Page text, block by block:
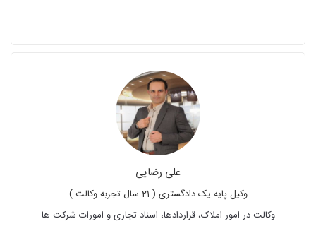
علی رضایی
وکیل پایه یک دادگستری ( 21 سال تجربه وکالت )
وکالت در امور املاک، قراردادها، اسناد تجاری و امورات شرکت ها